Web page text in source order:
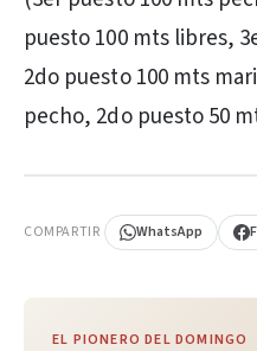
puesto 100 mts libres,
2do puesto 100 mts
pecho, 2do puesto 50
COMPARTIR WhatsApp
EL PIONERO DEL DOMINGO